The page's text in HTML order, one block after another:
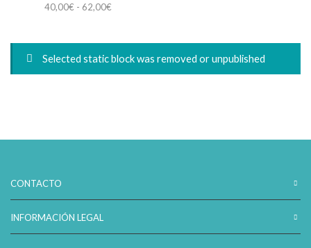
40,00€ - 62,00€Rango
desde
40,00€
hasta
Selected static block was removed or unpublished
CONTACTO
INFORMACIÓN LEGAL